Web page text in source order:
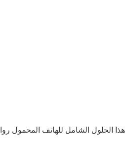
الحلول الشامل للهاتف المحمول